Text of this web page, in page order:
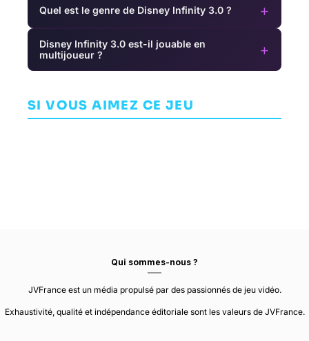
Quel est le genre de Disney Infinity 3.0 ? +
Disney Infinity 3.0 est-il jouable en
multijoueur ?
+
SI VOUS AIMEZ CE JEU
AVENTURE
Foul Play
2
Qui sommes-nous ?
JVFrance est un média propulsé par des passionnés de jeu vidéo.
Exhaustivité, qualité et indépendance éditoriale sont les valeurs de JVFrance.